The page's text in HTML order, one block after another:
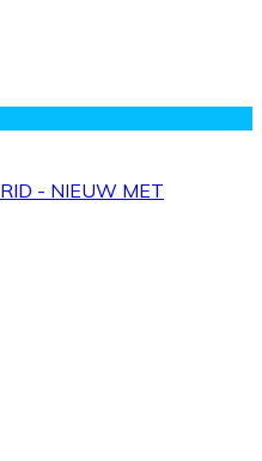
- NIEUW MET